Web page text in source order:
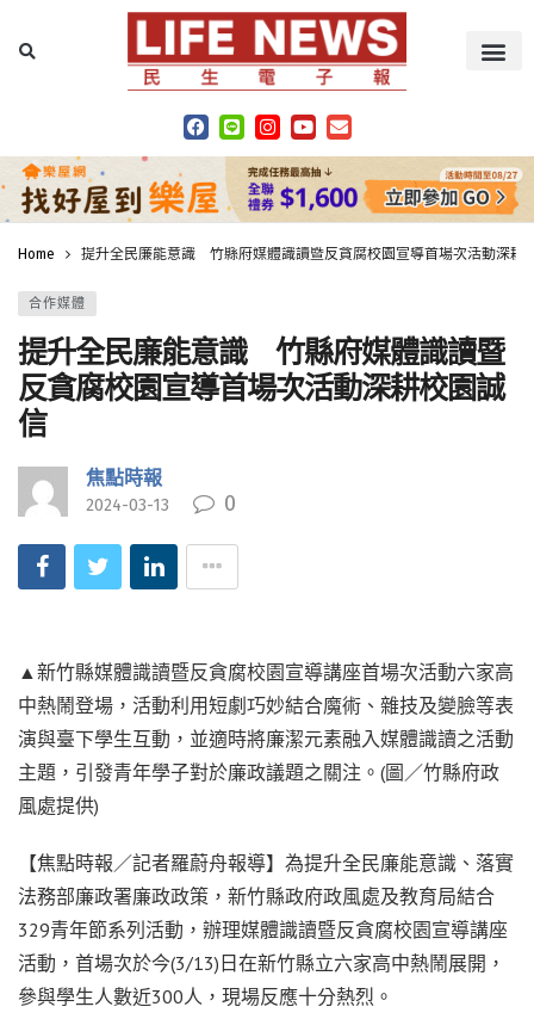
Home 提升全民廉能意識 竹縣府媒體識讀暨反貪腐校園宣導首場次活動深耕
合作媒體
提升全民廉能意識 竹縣府媒體識讀暨
反貪腐校園宣導首場次活動深耕校園誠
信
焦點時報
2024-03-13 0
▲新竹縣媒體識讀暨反貪腐校園宣導講座首場次活動六家高
中熱鬧登場，活動利用短劇巧妙結合魔術、雜技及變臉等表
演與臺下學生互動，並適時將廉潔元素融入媒體識讀之活動
主題，引發青年學子對於廉政議題之關注。(圖／竹縣府政
風處提供)
【焦點時報／記者羅蔚舟報導】為提升全民廉能意識、落實
法務部廉政署廉政政策，新竹縣政府政風處及教育局結合
329青年節系列活動，辦理媒體識讀暨反貪腐校園宣導講座
活動，首場次於今(3/13)日在新竹縣立六家高中熱鬧展開，
參與學生人數近300人，現場反應十分熱烈。